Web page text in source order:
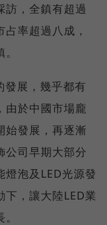
訪，全鎮有超過
率超過八成，
發展，幾乎都有
由於中國市場龐
始發展，再逐漸
公司早期大部分
泡及LED光源發
下，讓大陸LED業